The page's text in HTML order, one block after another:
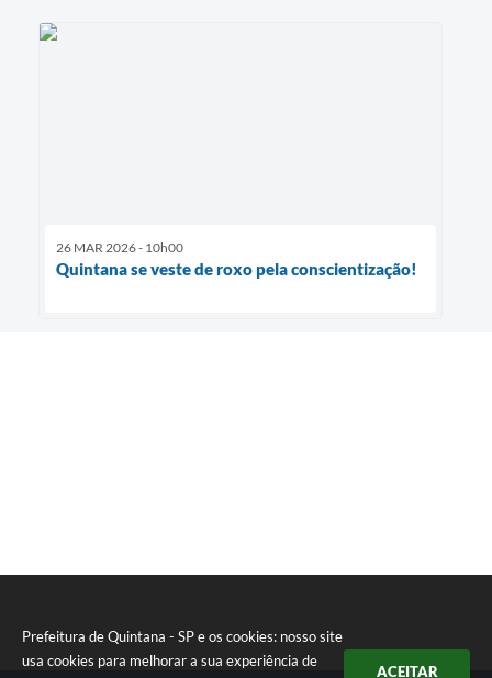
Prefeitura de Quintana - SP e os cookies: nosso site
usa cookies para melhorar a sua experiência de
ACEITAR
26 MAR 2026 - 10h00
Quintana se veste de roxo pela conscientização!